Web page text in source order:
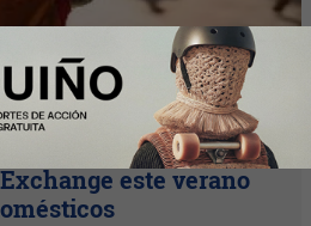
de los intercambios de
este verano